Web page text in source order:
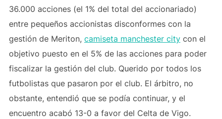
36.000 acciones (el 1% del total del accionariado)
entre pequeños accionistas disconformes con la
gestión de Meriton, camiseta manchester citycon el
objetivo puesto en el 5% de las acciones para poder
fiscalizar la gestión del club. Querido por todos los
futbolistas que pasaron por el club. El árbitro, no
obstante, entendió que se podía continuar, y el
encuentro acabó 13-0 a favor del Celta de Vigo.